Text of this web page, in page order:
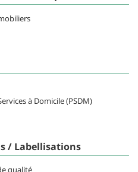
à Domicile (PSDM)
/ Labellisations
qualité